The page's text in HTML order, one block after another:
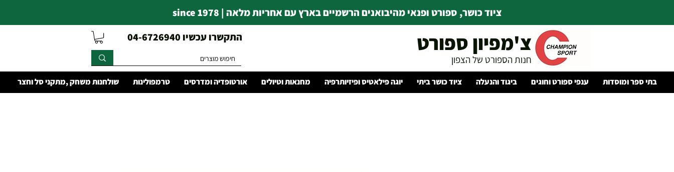
ציוד כושר, ספורט ופנאי מהיבואנים הרשמיים בארץ עם אחריות מלאה | since 1978
התקשרו עכשיו 04-6726940
צ'מפיון ספורט
חנות הספורט של הצפון
בתי ספר ומוסדות ענפי ספורט וחוגים ביגוד והנעלה ציוד כושר ביתי יוגה פילאטיס ופיזיותרפיה מחנאות וטיולים אורטופדיה ומדרסים טרמפולינות שולחנות משחק ,מתקני סל וחצר